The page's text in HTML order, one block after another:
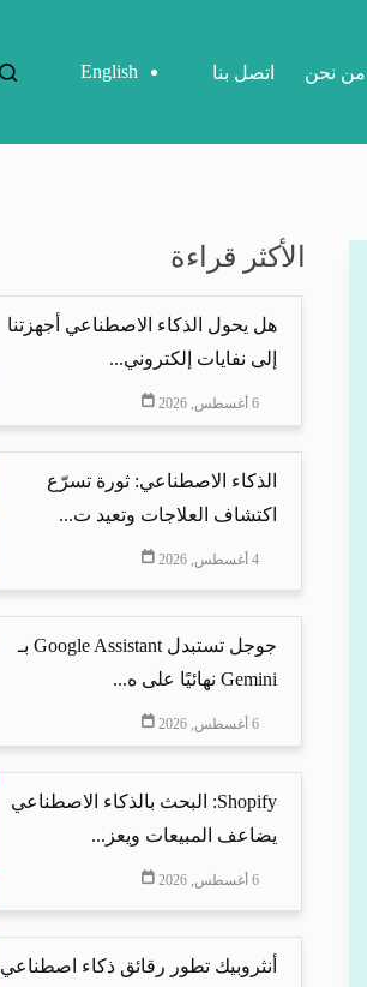
من نحن اتصل بنا English
الأكثر قراءة
هل يحول الذكاء الاصطناعي أجهزتنا
إلى نفايات إلكتروني...
6 أغسطس, 2026
الذكاء الاصطناعي: ثورة تسرّع
اكتشاف العلاجات وتعيد ت...
4 أغسطس, 2026
جوجل تستبدل Google Assistant بـ
Gemini نهائيًا على ه...
6 أغسطس, 2026
Shopify: البحث بالذكاء الاصطناعي
يضاعف المبيعات ويعز...
6 أغسطس, 2026
أنثروبيك تطور رقائق ذكاء اصطناعي